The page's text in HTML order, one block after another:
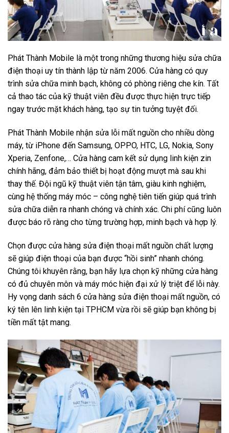
Phát Thành Mobile là một trong những thương hiệu sửa chữa
điện thoại uy tín thành lập từ năm 2006. Cửa hàng có quy
trình sửa chữa minh bạch, không có phòng riêng che kín. Tất
cả thao tác của kỹ thuật viên đều được thực hiện trực tiếp
ngay trước mặt khách hàng, tạo sự tin tưởng tuyệt đối.
Phát Thành Mobile nhận sửa lỗi mất nguồn cho nhiều dòng
máy, từ iPhone đến Samsung, OPPO, HTC, LG, Nokia, Sony
Xperia, Zenfone,… Cửa hàng cam kết sử dụng linh kiện zin
chính hãng, đảm bảo thiết bị hoạt động mượt mà sau khi
thay thế. Đội ngũ kỹ thuật viên tận tâm, giàu kinh nghiệm,
cùng hệ thống máy móc – công nghệ tiên tiến giúp quá trình
sửa chữa diễn ra nhanh chóng và chính xác. Chi phí cũng luôn
được báo rõ ràng cho từng trường hợp, minh bạch và hợp lý.
Chọn được cửa hàng sửa điện thoại mất nguồn chất lượng
sẽ giúp điện thoại của bạn được “hồi sinh” nhanh chóng.
Chúng tôi khuyên rằng, bạn hãy lựa chọn kỹ những cửa hàng
có đủ chuyên môn và máy móc hiện đại xử lý triệt để lỗi này.
Hy vọng danh sách 6 cửa hàng sửa điện thoại mất nguồn, có
ký tên lên linh kiện tại TPHCM vừa rồi sẽ giúp bạn không bị
tiền mất tật mang.